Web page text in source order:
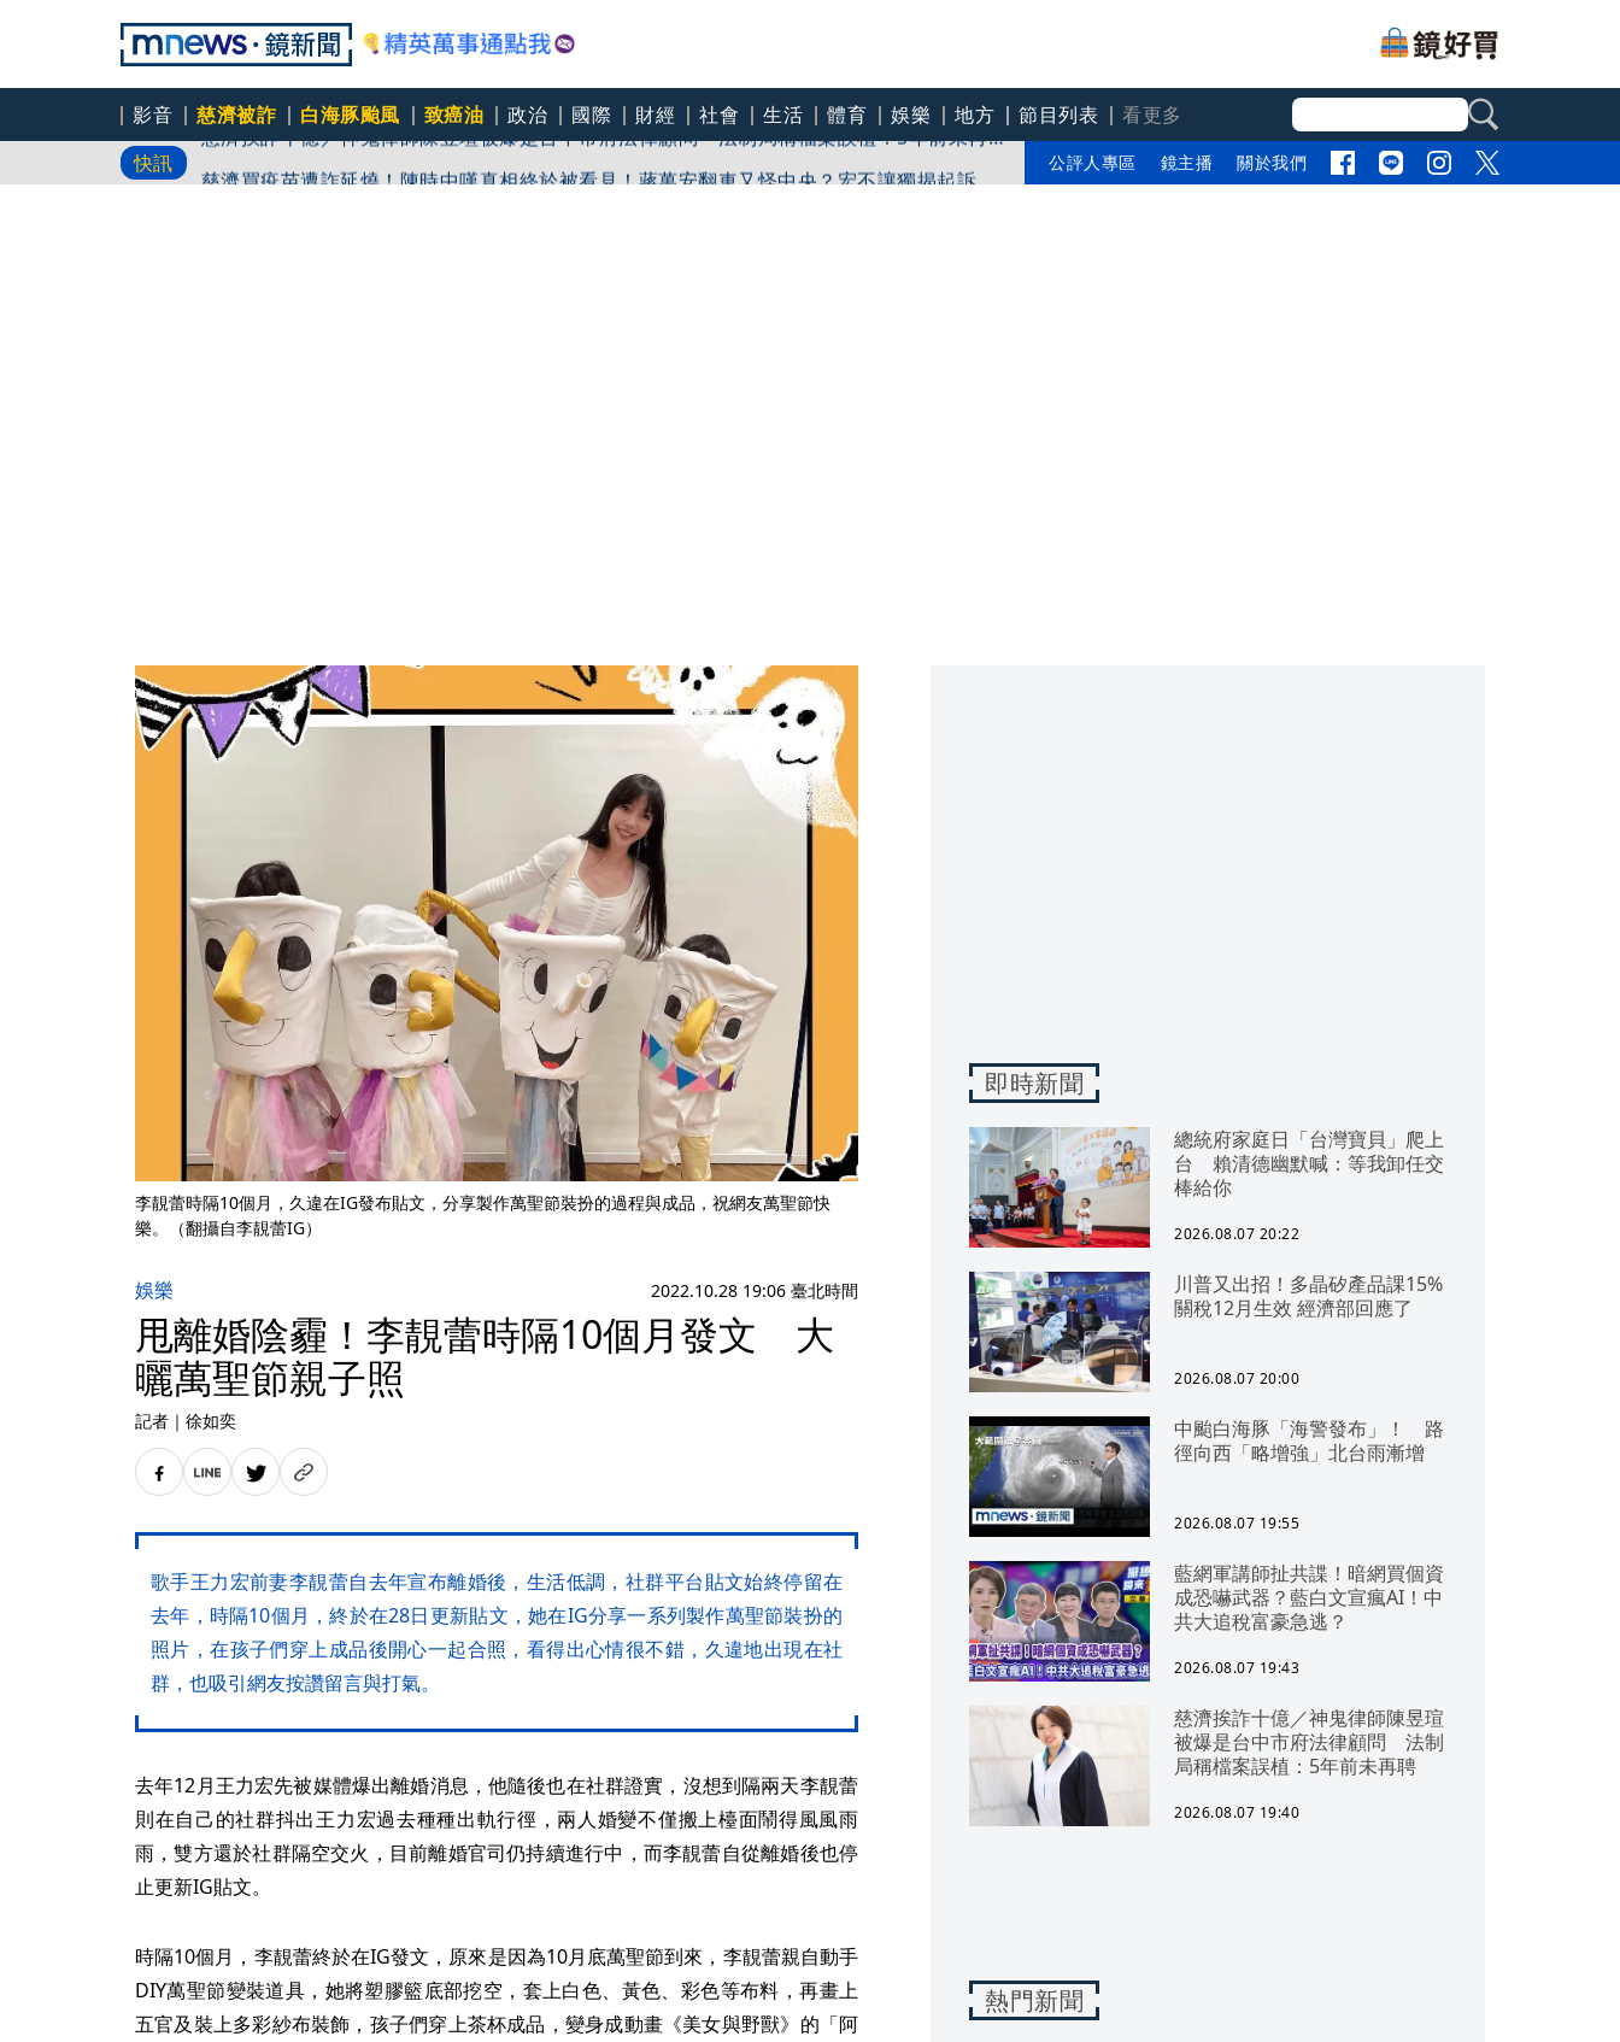
影音 慈濟被詐 白海豚颱風 致癌油 政治 國際 財經 社會 生活 體育 娛樂 地方 節目列表
看更多
快訊
慈濟挨詐十億／神鬼律師陳昱瑄被爆是台中市府法律顧問 法制局稱檔案誤植：5年前未再
公評人專區 鏡主播 關於我們
李靚蕾時隔10個月，久違在IG發布貼文，分享製作萬聖節裝扮的過程與成品，祝網友萬聖節快
樂。（翻攝自李靚蕾IG）
娛樂 2022.10.28 19:06 臺北時間
甩離婚陰霾！李靚蕾時隔10個月發文 大
曬萬聖節親子照
記者 ｜ 徐如奕
歌手王力宏前妻李靚蕾自去年宣布離婚後，生活低調，社群平台貼文始終停留在
去年，時隔10個月，終於在28日更新貼文，她在IG分享一系列製作萬聖節裝扮的
照片，在孩子們穿上成品後開心一起合照，看得出心情很不錯，久違地出現在社
群，也吸引網友按讚留言與打氣。
去年12月王力宏先被媒體爆出離婚消息，他隨後也在社群證實，沒想到隔兩天李靚蕾
則在自己的社群抖出王力宏過去種種出軌行徑，兩人婚變不僅搬上檯面鬧得風風雨
雨，雙方還於社群隔空交火，目前離婚官司仍持續進行中，而李靚蕾自從離婚後也停
止更新IG貼文。
時隔10個月，李靚蕾終於在IG發文，原來是因為10月底萬聖節到來，李靚蕾親自動手
DIY萬聖節變裝道具，她將塑膠籃底部挖空，套上白色、黃色、彩色等布料，再畫上
五官及裝上多彩紗布裝飾，孩子們穿上茶杯成品，變身成動畫《美女與野獸》的「阿
即時新聞
總統府家庭日「台灣寶貝」爬上
台 賴清德幽默喊：等我卸任交
棒給你
2026.08.07 20:22
川普又出招！多晶矽產品課15%
關稅12月生效 經濟部回應了
2026.08.07 20:00
中颱白海豚「海警發布」！ 路
徑向西「略增強」北台雨漸增
2026.08.07 19:55
藍網軍講師扯共諜！暗網買個資
成恐嚇武器？藍白文宣瘋AI！中
共大追稅富豪急逃？
2026.08.07 19:43
慈濟挨詐十億／神鬼律師陳昱瑄
被爆是台中市府法律顧問 法制
局稱檔案誤植：5年前未再聘
2026.08.07 19:40
熱門新聞